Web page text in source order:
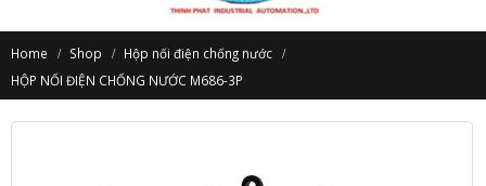
Home Shop
Hộp nối điện chống nước
HỘP NỐI ĐIỆN CHỐNG NƯỚC M686-3P